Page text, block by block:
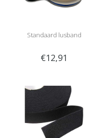
Standaard lusband
€12,91